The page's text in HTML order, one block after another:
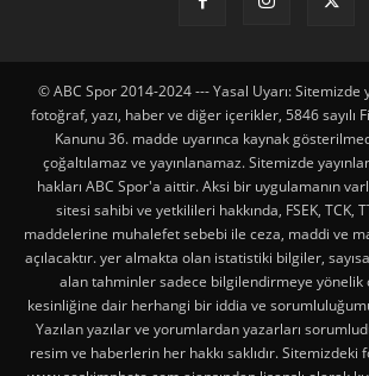
© ABC Spor 2014-2024 --- Yasal Uyarı: Sitemizde
fotoğraf, yazı, haber ve diğer içerikler, 5846 sayılı
Kanunu 36. madde uyarınca kaynak
çoğaltılamaz ve yayınlanamaz. Sitemizde
hakları ABC Spor'a aittir. Aksi bir uygulamanın
sitesi sahibi ve yetkilileri hakkında, FSEK, TCK,
maddelerine muhalefet sebebi ile ceza, maddi ve
açılacaktır. yer almakta olan istatistiki bilgiler,
alan tahminler sadece bilgilendirmeye yönelik
kesinliğine dair herhangi bir iddia ve
Yazılan yazılar ve yorumlardan yazarları
resim ve haberlerin her hakkı saklıdır. Sitemizdeki